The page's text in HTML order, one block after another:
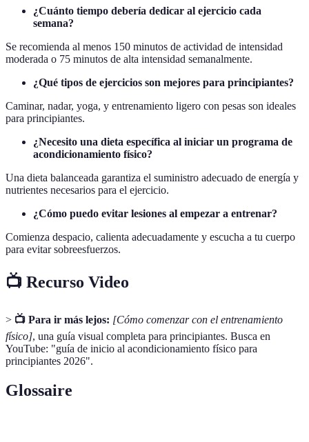
¿Cuánto tiempo debería dedicar al ejercicio cada
semana?
Se recomienda al menos 150 minutos de actividad de intensidad
moderada o 75 minutos de alta intensidad semanalmente.
¿Qué tipos de ejercicios son mejores para principiantes?
Caminar, nadar, yoga, y entrenamiento ligero con pesas son ideales
para principiantes.
¿Necesito una dieta específica al iniciar un programa de
acondicionamiento físico?
Una dieta balanceada garantiza el suministro adecuado de energía y
nutrientes necesarios para el ejercicio.
¿Cómo puedo evitar lesiones al empezar a entrenar?
Comienza despacio, calienta adecuadamente y escucha a tu cuerpo
para evitar sobreesfuerzos.
📺 Recurso Video
> 📺 Para ir más lejos: [Cómo comenzar con el entrenamiento
físico], una guía visual completa para principiantes. Busca en
YouTube: "guía de inicio al acondicionamiento físico para
principiantes 2026".
Glossaire